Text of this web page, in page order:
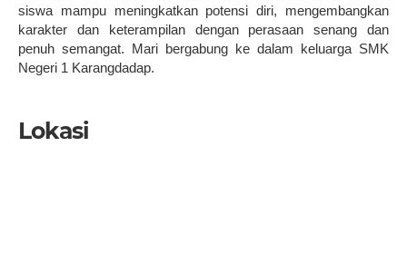
siswa mampu meningkatkan potensi diri, mengembangkan
karakter dan keterampilan dengan perasaan senang dan
penuh semangat. Mari bergabung ke dalam keluarga SMK
Negeri 1 Karangdadap.
Lokasi